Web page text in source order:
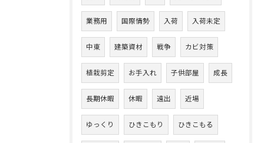
業務用 国際情勢 入荷 入荷未定
中東 建築資材 戦争 カビ対策
植栽剪定 お手入れ 子供部屋 成長
長期休暇 休暇 遠出 近場
ゆっくり ひきこもり ひきこもる